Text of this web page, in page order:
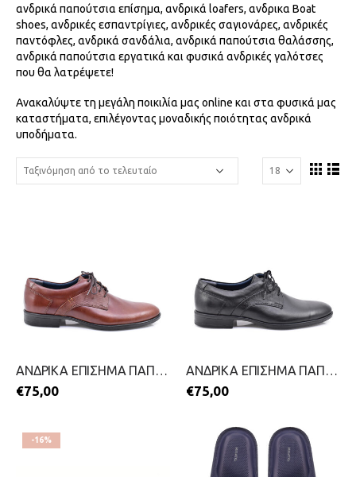
ανδρικά παπούτσια επίσημα, ανδρικά loafers, ανδρικα Boat
shoes, ανδρικές εσπαντρίγιες, ανδρικές σαγιονάρες, ανδρικές
παντόφλες, ανδρικά σανδάλια, ανδρικά παπούτσια θαλάσσης,
ανδρικά παπούτσια εργατικά και φυσικά ανδρικές γαλότσες
που θα λατρέψετε!
Ανακαλύψτε τη μεγάλη ποικιλία μας online και στα φυσικά μας
καταστήματα, επιλέγοντας μοναδικής ποιότητας ανδρικά
υποδήματα.
ΑΝΔΡΙΚΑ ΕΠΙΣΗΜΑ ΠΑΠΟΥΤΣΙΑ-STEVE KOMMON-2411-0413-ΤΑΜΠΑ
€75,00
ΑΝΔΡΙΚΑ ΕΠΙΣΗΜΑ ΠΑΠΟΥΤΣΙΑ-STEVE KOMMON-2411-0413-ΜΑΥΡΟ
€75,00
-16%